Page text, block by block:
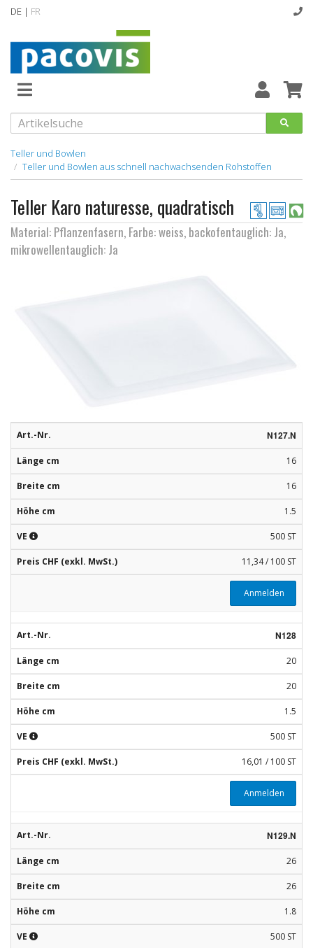
DE | FR
Abverkaufsartikel
Neuheiten
Vollsortiment
designline
Hygiene
Kataloge
Kataloge
Teller und Bowlen
Teller und Bowlen aus schnell nachwachsenden Rohstoffen
Teller Karo naturesse, quadratisch
Material: Pflanzenfasern, Farbe: weiss, backofentauglich: Ja,
mikrowellentauglich: Ja
Art.-Nr. N127.N
Länge cm 16
Breite cm 16
Höhe cm 1.5
VE 500 ST
Preis CHF (exkl. MwSt.) 11,34 / 100 ST
Anmelden
Art.-Nr. N128
Länge cm 20
Breite cm 20
Höhe cm 1.5
VE 500 ST
Preis CHF (exkl. MwSt.) 16,01 / 100 ST
Anmelden
Art.-Nr. N129.N
Länge cm 26
Breite cm 26
Höhe cm 1.8
VE 500 ST